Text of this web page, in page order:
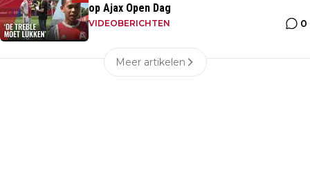
op Ajax Open Dag
VIDEOBERICHTEN 0
Meer artikelen